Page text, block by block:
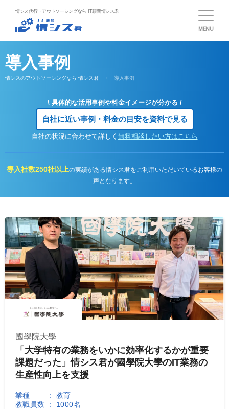
情シス代行・アウトソーシングなら IT顧問情シス君
MENU
導入事例
情シスのアウトソーシングなら 情シス君 ・ 導入事例
\ 具体的な活用事例や料金イメージが分かる /
自社に近い事例・料金の目安を資料で見る
自社の状況に合わせて詳しく 無料相談したい方はこちら
導入社数250社以上の実績がある情シス君をご利用いただいているお客様の
声となります。
國學院大學
「大学特有の業務をいかに効率化するかが重要
課題だった」情シス君が國學院大學のIT業務の
生産性向上を支援
業種
教育
教職員数
1000名